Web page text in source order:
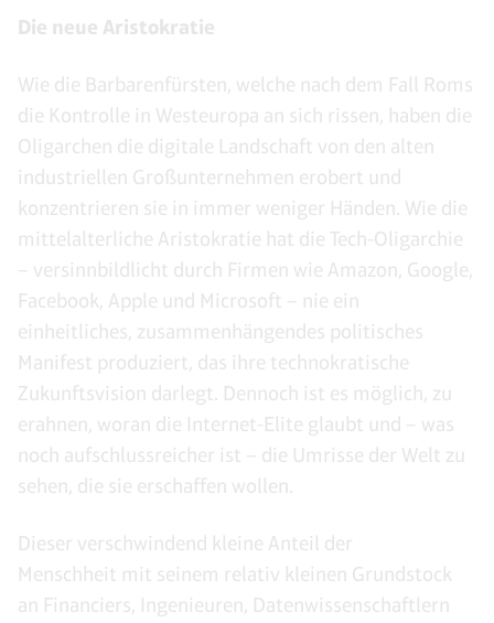
Die neue Aristokratie
Wie die Barbarenfürsten, welche nach dem Fall Roms
die Kontrolle in Westeuropa an sich rissen, haben die
Oligarchen die digitale Landschaft von den alten
industriellen Großunternehmen erobert und
konzentrieren sie in immer weniger Händen. Wie die
mittelalterliche Aristokratie hat die Tech-Oligarchie
– versinnbildlicht durch Firmen wie Amazon, Google,
Facebook, Apple und Microsoft – nie ein
einheitliches, zusammenhängendes politisches
Manifest produziert, das ihre technokratische
Zukunftsvision darlegt. Dennoch ist es möglich, zu
erahnen, woran die Internet-Elite glaubt und – was
noch aufschlussreicher ist – die Umrisse der Welt zu
sehen, die sie erschaffen wollen.
Dieser verschwindend kleine Anteil der
Menschheit mit seinem relativ kleinen Grundstock
an Financiers, Ingenieuren, Datenwissenschaftlern